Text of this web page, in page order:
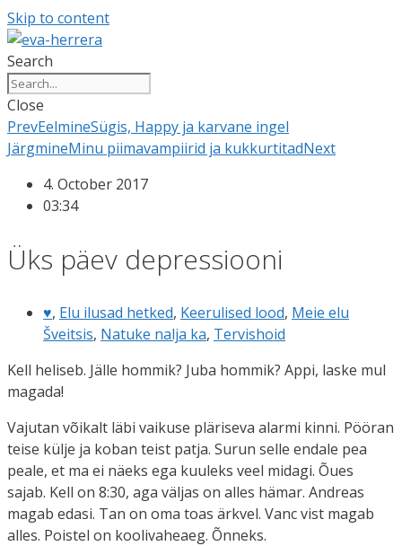
Skip to content
Search
Close
PrevEelmineSügis, Happy ja karvane ingel
JärgmineMinu piimavampiirid ja kukkurtitadNext
4. October 2017
03:34
Üks päev depressiooni
♥, Elu ilusad hetked, Keerulised lood, Meie elu
Šveitsis, Natuke nalja ka, Tervishoid
Kell heliseb. Jälle hommik? Juba hommik? Appi, laske mul
magada!
Vajutan võikalt läbi vaikuse pläriseva alarmi kinni. Pööran
teise külje ja koban teist patja. Surun selle endale pea
peale, et ma ei näeks ega kuuleks veel midagi. Õues
sajab. Kell on 8:30, aga väljas on alles hämar. Andreas
magab edasi. Tan on oma toas ärkvel. Vanc vist magab
alles. Poistel on koolivaheaeg. Õnneks.